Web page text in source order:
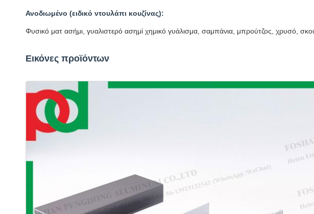
Ανοδιωμένο (ειδικό ντουλάπι κουζίνας):
Φυσικό ματ ασήμι, γυαλιστερό ασημί χημικό γυάλισμα, σαμπάνια, μπρούτζος, χρυσό,
Εικόνες προϊόντων